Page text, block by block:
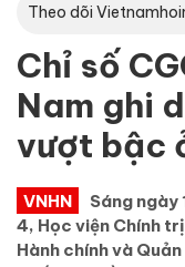
Theo dõi
Chỉ số
Nam ghi
vượt bậc
VNHN
Sáng
4, Học viện Chính
Hành chính và